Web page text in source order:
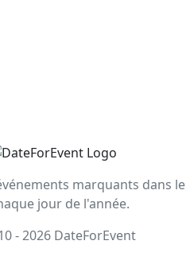
marquants dans le
jour de l'année.
- 2026 DateForEvent